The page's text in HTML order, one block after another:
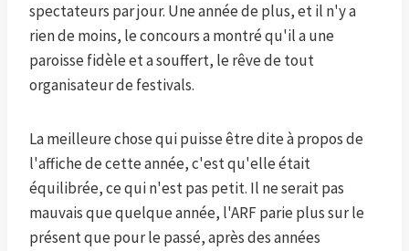
spectateurs par jour. Une année de plus, et il n'y a
rien de moins, le concours a montré qu'il a une
paroisse fidèle et a souffert, le rêve de tout
organisateur de festivals.
La meilleure chose qui puisse être dite à propos de
l'affiche de cette année, c'est qu'elle était
équilibrée, ce qui n'est pas petit. Il ne serait pas
mauvais que quelque année, l'ARF parie plus sur le
présent que pour le passé, après des années